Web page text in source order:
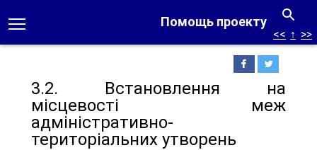
Помощь проекту
<< ↑ >>
3.2. Встановлення на
місцевості меж
адміністративно-
територіальних утворень